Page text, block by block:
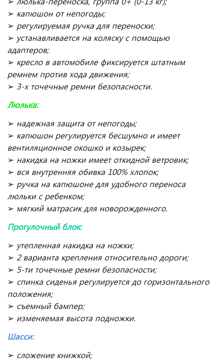
➢ капюшон от непогоды;
➢ регулируемая ручка для переноски;
➢ устанавливается на коляску с помощью
адаптеров;
➢ кресло в автомобиле фиксируется штатным
ремнем против хода движения;
➢ 3-х точечные ремни безопасности.
Люлька:
➢ надежная защита от непогоды;
➢ капюшон регулируется бесшумно и имеет
вентиляционное окошко и козырек;
➢ накидка на ножки имеет откидной ветровик;
➢ вся внутренняя обивка 100% хлопок;
➢ ручка на капюшоне для удобного переноса
люльки с ребенком;
➢ мягкий матрасик для новорожденного.
Прогулочный блок:
➢ утепленная накидка на ножки;
➢ 2 варианта крепления относительно дороги;
➢ 5-ти точечные ремни безопасности;
➢ спинка сиденья регулируется до горизонтального
положения;
➢ съемный бампер;
➢ изменяемая высота подножки.
Шасси:
➢ сложение книжкой;